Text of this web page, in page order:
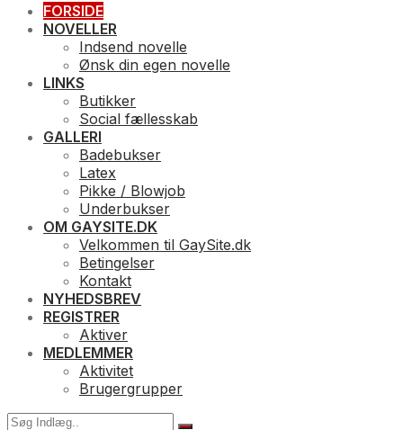
FORSIDE
NOVELLER
Indsend novelle
Ønsk din egen novelle
LINKS
Butikker
Social fællesskab
GALLERI
Badebukser
Latex
Pikke / Blowjob
Underbukser
OM GAYSITE.DK
Velkommen til GaySite.dk
Betingelser
Kontakt
NYHEDSBREV
REGISTRER
Aktiver
MEDLEMMER
Aktivitet
Brugergrupper